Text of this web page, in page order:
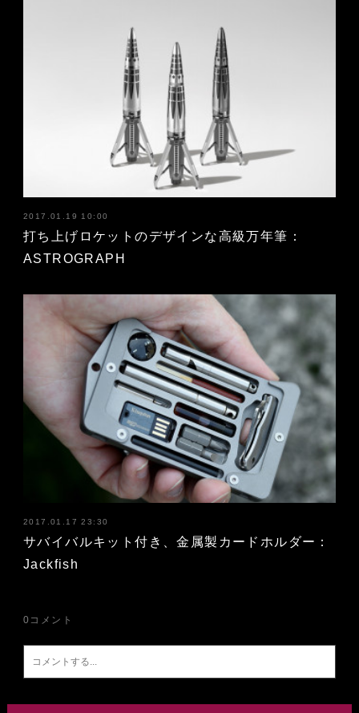
2017.01.19 10:00
打ち上げロケットのデザインな高級万年筆：
ASTROGRAPH
2017.01.17 23:30
サバイバルキット付き、金属製カードホルダー：
Jackfish
0 コメント